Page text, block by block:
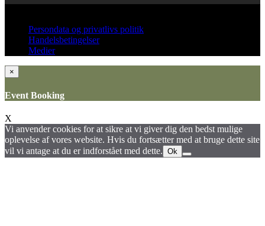
Persondata og privatlivs politik
Handelsbetingelser
Medier
×
Event Booking
X
Vi anvender cookies for at sikre at vi giver dig den bedst mulige
oplevelse af vores website. Hvis du fortsætter med at bruge dette site
vil vi antage at du er indforstået med dette. Ok